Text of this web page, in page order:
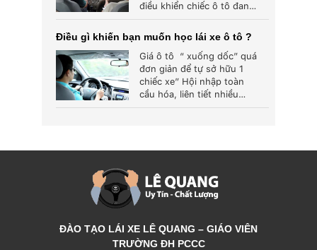
điều khiển chiếc ô tô đang
di...
Điều gì khiến bạn muốn học lái xe ô tô ?
Giá ô tô “ xuống dốc” quá
đơn giản để tự sở hữu 1
chiếc xe” Hội nhập toàn
cầu hóa, liên tiết nhiều
hiệp...
ĐÀO TẠO LÁI XE LÊ QUANG – GIÁO VIÊN
TRƯỜNG ĐH PCCC